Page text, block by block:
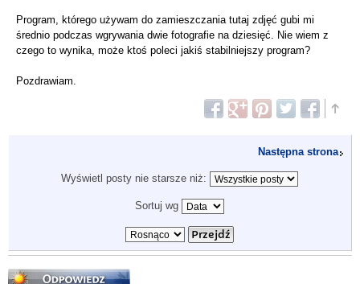
Program, którego używam do zamieszczania tutaj zdjęć gubi mi
średnio podczas wgrywania dwie fotografie na dziesięć. Nie wiem z
czego to wynika, może ktoś poleci jakiś stabilniejszy program?
Pozdrawiam.
Następna strona
Wyświetl posty nie starsze niż:
Sortuj wg
Odpowiedz